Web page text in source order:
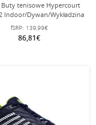
Buty tenisowe Hypercourt
Indoor/Dywan/Wykładzina
niebieskie męskie
fSRP: 139,99€
86,81€